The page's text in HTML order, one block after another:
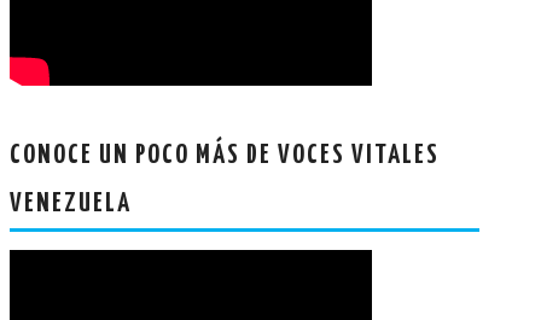
CONOCE UN POCO MÁS DE VOCES VITALES
VENEZUELA